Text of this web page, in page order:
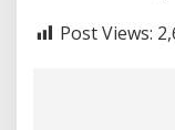
Post Views: